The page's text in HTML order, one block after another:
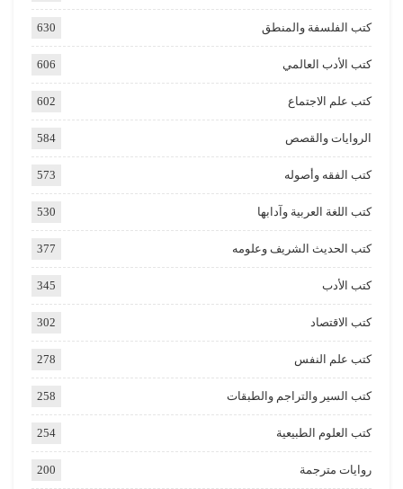
كتب الفلسفة والمنطق 630
كتب الأدب العالمي 606
كتب علم الاجتماع 602
الروايات والقصص 584
كتب الفقه وأصوله 573
كتب اللغة العربية وآدابها 530
كتب الحديث الشريف وعلومه 377
كتب الأدب 345
كتب الاقتصاد 302
كتب علم النفس 278
كتب السير والتراجم والطبقات 258
كتب العلوم الطبيعية 254
روايات مترجمة 200